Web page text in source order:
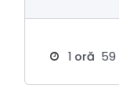
1 oră 59